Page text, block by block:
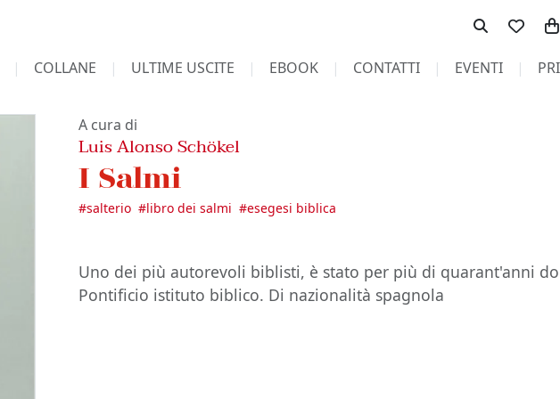
COLLANE ULTIME USCITE EBOOK CONTATTI EVENTI
A cura di
Luis Alonso Schökel
I Salmi
#salterio #libro dei salmi #esegesi biblica
Uno dei più autorevoli biblisti, è stato per più di quarant'anni
Pontificio istituto biblico. Di nazionalità spagnola